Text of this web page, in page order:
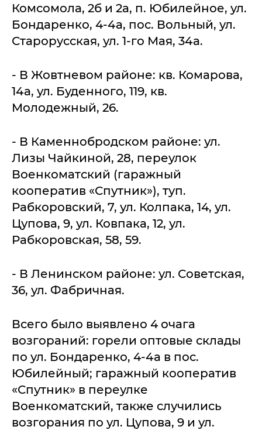
Комсомола, 2б и 2а, п. Юбилейное, ул.
Бондаренко, 4-4а, пос. Вольный, ул.
Старорусская, ул. 1-го Мая, 34а.
- В Жовтневом районе: кв. Комарова,
14а, ул. Буденного, 119, кв.
Молодежный, 26.
- В Каменнобродском районе: ул.
Лизы Чайкиной, 28, переулок
Военкоматский (гаражный
кооператив «Спутник»), туп.
Рабкоровский, 7, ул. Колпака, 14, ул.
Цупова, 9, ул. Ковпака, 12, ул.
Рабкоровская, 58, 59.
- В Ленинском районе: ул. Советская,
36, ул. Фабричная.
Всего было выявлено 4 очага
возгораний: горели оптовые склады
по ул. Бондаренко, 4-4а в пос.
Юбилейный; гаражный кооператив
«Спутник» в переулке
Военкоматский, также случились
возгорания по ул. Цупова, 9 и ул.